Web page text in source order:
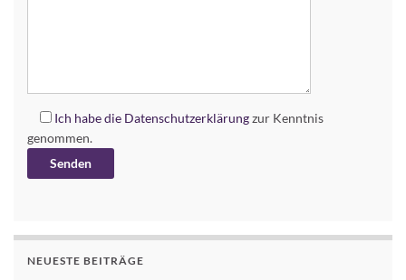
Ich habe die Datenschutzerklärungzur Kenntnis
genommen.
NEUESTE BEITRÄGE